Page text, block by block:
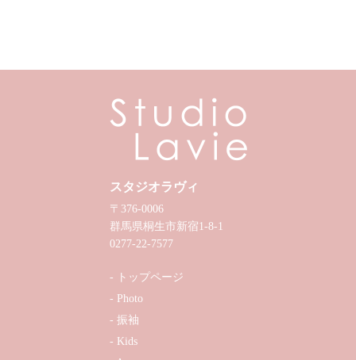
スタジオラヴィ
〒376-0006
群馬県桐生市新宿1-8-1
0277-22-7577
トップページ
Photo
振袖
Kids